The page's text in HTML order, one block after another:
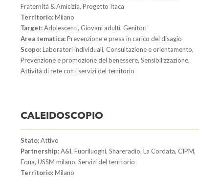
Fraternità & Amicizia, Progetto Itaca
Territorio:Milano
Target:Adolescenti, Giovani adulti, Genitori
Area tematica:Prevenzione e presa in carico del disagio
Scopo:Laboratori individuali, Consultazione e orientamento,
Prevenzione e promozione del benessere, Sensibilizzazione,
Attività di rete con i servizi del territorio
CALEIDOSCOPIO
Stato:Attivo
Partnership:A&I, Fuoriluoghi, Shareradio, La Cordata, CIPM,
Equa, USSM milano, Servizi del territorio
Territorio:Milano